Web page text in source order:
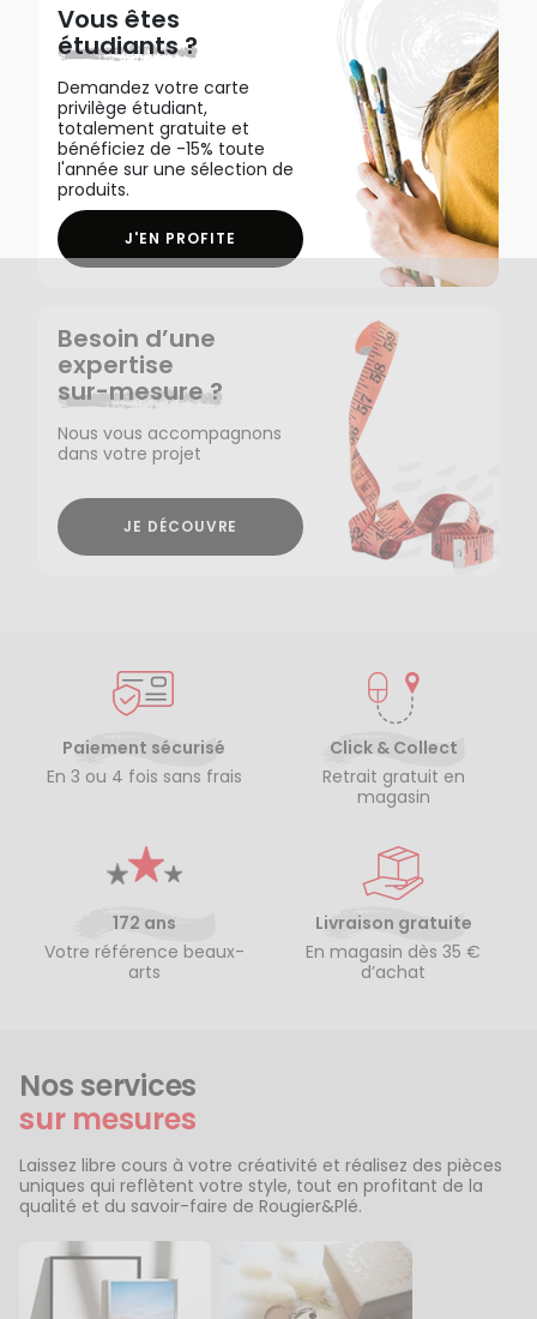
Vous êtes
étudiants ?
Demandez votre carte
privilège étudiant,
totalement gratuite et
bénéficiez de -15% toute
l'année sur une sélection de
produits.
J'EN PROFITE
Besoin d’une
expertise
sur-mesure ?
Nous vous accompagnons
dans votre projet
JE DÉCOUVRE
Paiement sécurisé
En 3 ou 4 fois sans frais
Click & Collect
Retrait gratuit en
magasin
172 ans
Votre référence beaux-
arts
Livraison gratuite
En magasin dès 35 €
d’achat
Nos services
sur mesures
Laissez libre cours à votre créativité et réalisez des pièces
uniques qui reflètent votre style, tout en profitant de la
qualité et du savoir-faire de Rougier&Plé.